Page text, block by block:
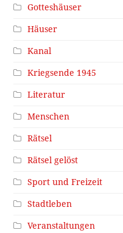
Gotteshäuser
Häuser
Kanal
Kriegsende 1945
Literatur
Menschen
Rätsel
Rätsel gelöst
Sport und Freizeit
Stadtleben
Veranstaltungen